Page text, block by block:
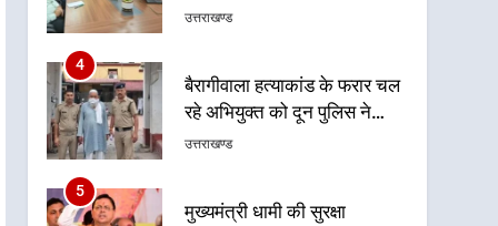
योजना (शहरी) की प्रगति की हुई
उत्तराखण्ड
4
बैरागीवाला हत्याकांड के फरार चल
रहे अभियुक्त को दून पुलिस ने
हरिद्वार से किया गिरफ्तार
उत्तराखण्ड
5
मुख्यमंत्री धामी की सुरक्षा